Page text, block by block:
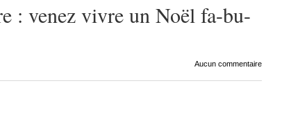
: venez vivre un Noël fa-bu-
Aucun commentaire